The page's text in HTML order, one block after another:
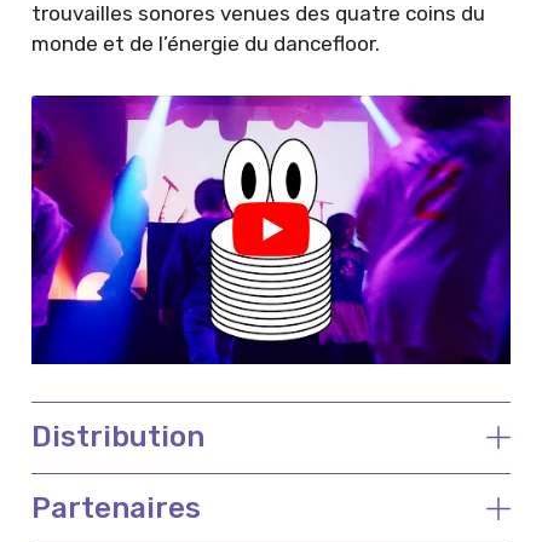
trouvailles sonores venues des quatre coins du
monde et de l’énergie du dancefloor.
Distribution
Partenaires